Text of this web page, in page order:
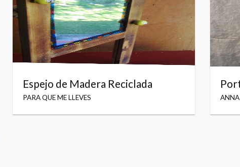
Espejo de Madera Reciclada
PARA QUE ME LLEVES